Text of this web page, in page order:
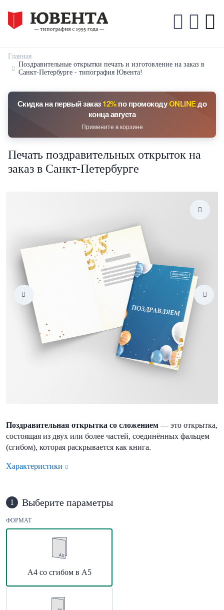
Главная
Поздравительные открытки печать и изготовление на заказ в
Санкт-Петербурге - типография Ювента!
Скидка на первый заказ12%по промокодуONLINEдо
конца августа
Примените в корзине
Печать поздравительных открыток на
заказ в Санкт-Петербурге
Поздравительная открытка со сложением — это открытка,
состоящая из двух или более частей, соединённых фальцем
(сгибом), которая раскрывается как книга.
Характеристики
1 Выберите параметры
ФОРМАТ
А4 со сгибом в А5